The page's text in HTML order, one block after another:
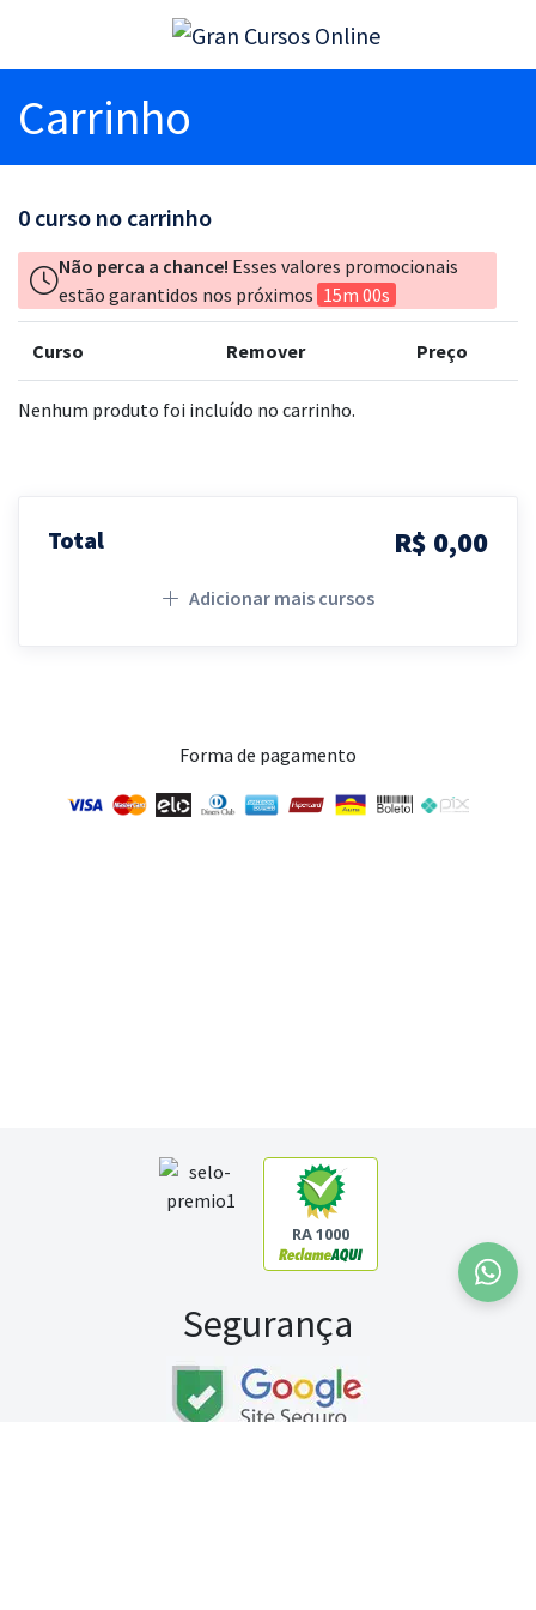
Carrinho
0 curso no carrinho
Não perca a chance! Esses valores promocionais
estão garantidos nos próximos 15m 00s
Curso Remover Preço
Nenhum produto foi incluído no carrinho.
Total R$ 0,00
Adicionar mais cursos
Forma de pagamento
RA 1000
Segurança